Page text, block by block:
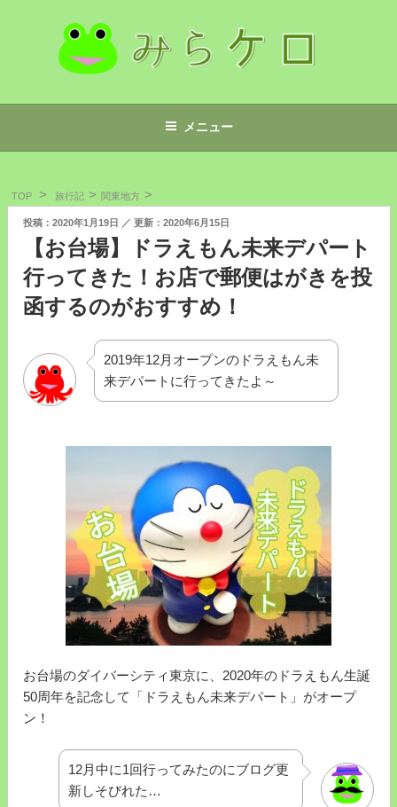
みらケロ
メニュー
TOP 旅行記 関東地方
投
2020年1月19日 2020年6月15日
【お台場】ドラえもん未来デパート
行ってきた！お店で郵便はがきを投
函するのがおすすめ！
2019年12月オープンのドラえもん未
来デパートに行ってきたよ～
お台場のダイバーシティ東京に、2020年のドラえもん生誕
50周年を記念して「ドラえもん未来デパート」がオープ
ン！
12月中に1回行ってみたのにブログ更
新しそびれた…